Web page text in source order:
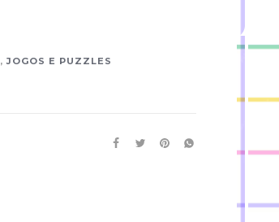
,JOGOS E PUZZLES